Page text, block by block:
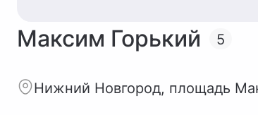
Максим Горький 5
Нижний Новгород, площадь